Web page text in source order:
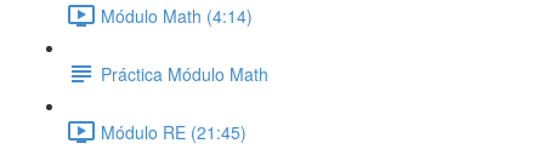
Módulo Math (4:14)
Práctica Módulo Math
Módulo RE (21:45)